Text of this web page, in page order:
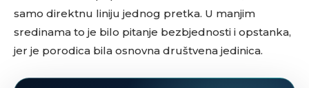
samo direktnu liniju jednog pretka. U manjim
sredinama to je bilo pitanje bezbjednosti i opstanka,
jer je porodica bila osnovna društvena jedinica.